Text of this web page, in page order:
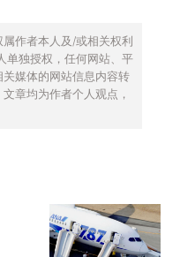
作者本人及/或相关权利
单独授权，任何网站、平
媒体的网站信息内容转
章均为作者个人观点，